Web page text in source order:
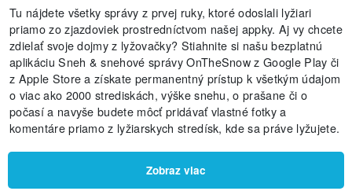
Tu nájdete všetky správy z prvej ruky, ktoré odoslali lyžiari
priamo zo zjazdoviek prostredníctvom našej appky. Aj vy chcete
zdielať svoje dojmy z lyžovačky? Stiahnite si našu bezplatnú
aplikáciu Sneh & snehové správy OnTheSnow z Google Play či
z Apple Store a získate permanentný prístup k všetkým údajom
o viac ako 2000 strediskách, výške snehu, o prašane či o
počasí a navyše budete môcť pridávať vlastné fotky a
komentáre priamo z lyžiarskych stredísk, kde sa práve lyžujete.
Zobraz viac